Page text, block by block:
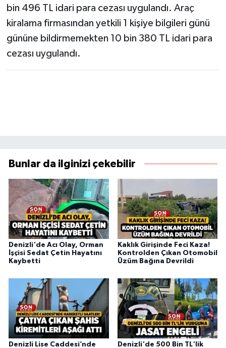
bin 496 TL idari para cezası uygulandı. Araç
kiralama firmasından yetkili 1 kişiye bilgileri günü
gününe bildirmemekten 10 bin 380 TL idari para
cezası uygulandı.
Bunlar da ilginizi çekebilir
Denizli'de Acı Olay, Orman
İşçisi Sedat Çetin Hayatını
Kaybetti
Kaklık Girişinde Feci Kaza!
Kontrolden Çıkan Otomobil
Üzüm Bağına Devrildi
Denizli Lise Caddesi’nde Denizli'de 500 Bin TL'lik